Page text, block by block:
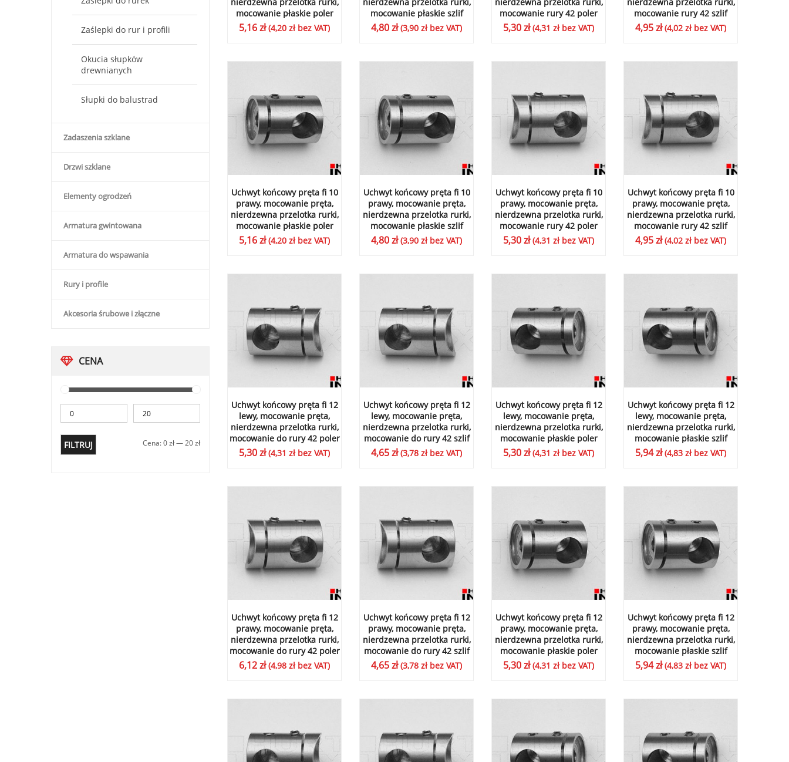
Zaślepki do rur i profili
Okucia słupków
drewnianych
Słupki do balustrad
Zadaszenia szklane
Drzwi szklane
Elementy ogrodzeń
Armatura gwintowana
Armatura do wspawania
Rury i profile
Akcesoria śrubowe i złączne
CENA
FILTRUJ Cena:0 zł—20 zł
mocowanie płaskie poler
5,16zł (4,20 złbez VAT)
mocowanie płaskie szlif
4,80zł (3,90 złbez VAT)
mocowanie rury 42 poler
5,30zł (4,31 złbez VAT)
mocowanie rury 42 szlif
4,95zł (4,02 złbez VAT)
Uchwyt końcowy pręta fi 10
prawy, mocowanie pręta,
nierdzewna przelotka rurki,
mocowanie płaskie poler
5,16zł (4,20 złbez VAT)
Uchwyt końcowy pręta fi 10
prawy, mocowanie pręta,
nierdzewna przelotka rurki,
mocowanie płaskie szlif
4,80zł (3,90 złbez VAT)
Uchwyt końcowy pręta fi 10
prawy, mocowanie pręta,
nierdzewna przelotka rurki,
mocowanie rury 42 poler
5,30zł (4,31 złbez VAT)
Uchwyt końcowy pręta fi 10
prawy, mocowanie pręta,
nierdzewna przelotka rurki,
mocowanie rury 42 szlif
4,95zł (4,02 złbez VAT)
Uchwyt końcowy pręta fi 12
lewy, mocowanie pręta,
nierdzewna przelotka rurki,
mocowanie do rury 42 poler
5,30zł (4,31 złbez VAT)
Uchwyt końcowy pręta fi 12
lewy, mocowanie pręta,
nierdzewna przelotka rurki,
mocowanie do rury 42 szlif
4,65zł (3,78 złbez VAT)
Uchwyt końcowy pręta fi 12
lewy, mocowanie pręta,
nierdzewna przelotka rurki,
mocowanie płaskie poler
5,30zł (4,31 złbez VAT)
Uchwyt końcowy pręta fi 12
lewy, mocowanie pręta,
nierdzewna przelotka rurki,
mocowanie płaskie szlif
5,94zł (4,83 złbez VAT)
Uchwyt końcowy pręta fi 12
prawy, mocowanie pręta,
nierdzewna przelotka rurki,
mocowanie do rury 42 poler
6,12zł (4,98 złbez VAT)
Uchwyt końcowy pręta fi 12
prawy, mocowanie pręta,
nierdzewna przelotka rurki,
mocowanie do rury 42 szlif
4,65zł (3,78 złbez VAT)
Uchwyt końcowy pręta fi 12
prawy, mocowanie pręta,
nierdzewna przelotka rurki,
mocowanie płaskie poler
5,30zł (4,31 złbez VAT)
Uchwyt końcowy pręta fi 12
prawy, mocowanie pręta,
nierdzewna przelotka rurki,
mocowanie płaskie szlif
5,94zł (4,83 złbez VAT)